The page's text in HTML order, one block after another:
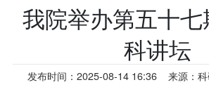
我院举办第五十
科讲坛
发布时间：2025-08-14 16:36 来源：